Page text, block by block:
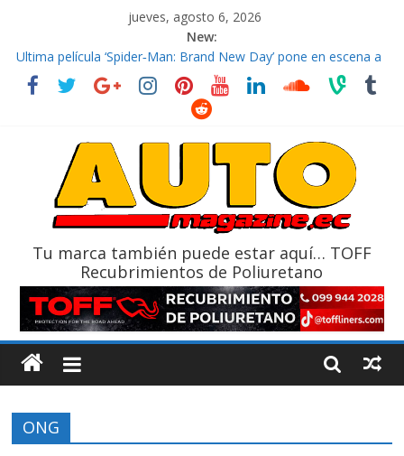
jueves, agosto 6, 2026
New:
El costo de tener un vehículo gana protagonismo a la hora de
decidir
Ultima película ‘Spider‑Man: Brand New Day’ pone en escena a
La Vuelta al Ecuador 2026, edición 47ª, recorre 7 provincias en 8
La FEDAK recibe 12 Sinotruk Bolden para cubrir las rutas de La
Tu marca también puede estar aquí… TOFF
Recubrimientos de Poliuretano
ONG